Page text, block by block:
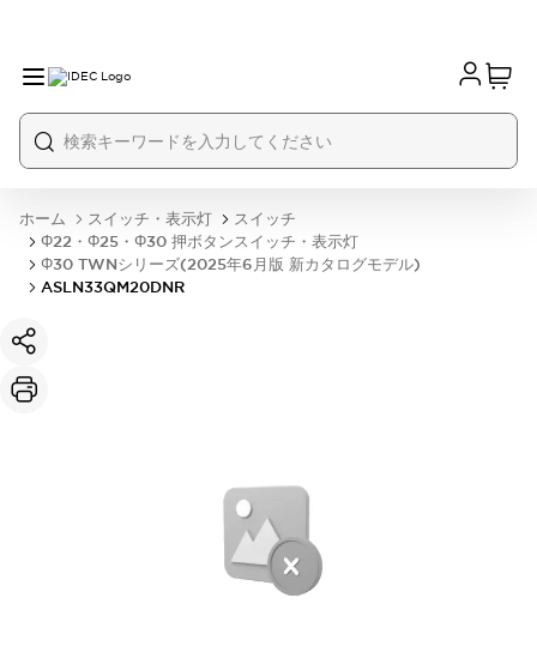
ホーム スイッチ・表示灯
スイッチ
Φ22・Φ25・Φ30 押ボタンスイッチ・表示灯
Φ30 TWNシリーズ(2025年6月版 新カタログモデル)
ASLN33QM20DNR